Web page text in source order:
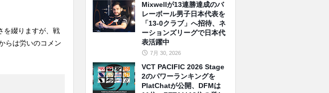
を綴りますが、戦
らは労いのコメン
Mixwellが13連勝達成のバ
レーボール男子日本代表を
「13-0クラブ」へ招待、ネ
ーションズリーグで日本代
表活躍中
7月 30, 2026
VCT PACIFIC 2026 Stage
2のパワーランキングを
PlatChatが公開、DFMは